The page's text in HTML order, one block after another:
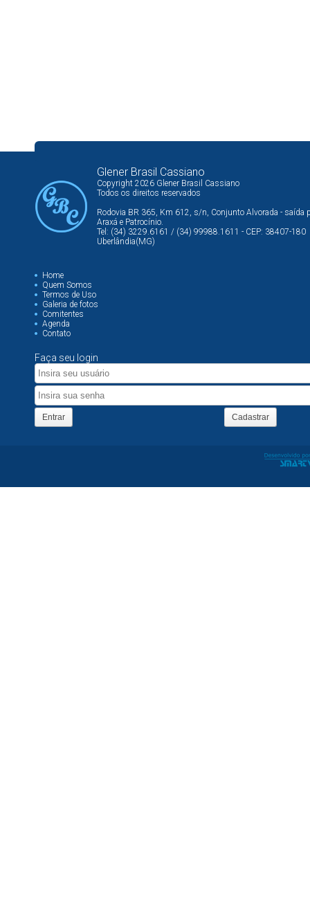
Glener Brasil Cassiano
Copyright 2026 Glener Brasil Cassiano
Todos os direitos reservados
Rodovia BR 365, Km 612, s/n, Conjunto Alvorada - saída
Araxá e Patrocínio.
Tel: (34) 3229.6161 / (34) 99988.1611 - CEP: 38407-180
Uberlândia(MG)
Home
Quem Somos
Termos de Uso
Galeria de fotos
Comitentes
Agenda
Contato
Faça seu login
Entrar Cadastrar